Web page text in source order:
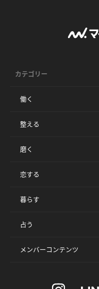
カテゴリー
働く
整える
磨く
恋する
暮らす
占う
メンバーコンテンツ